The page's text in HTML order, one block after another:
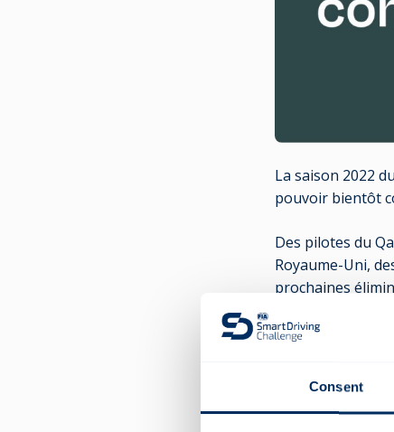
Consent
La saison 2022
pouvoir bientôt
Des pilotes du
Royaume-Uni,
prochaines
Les trois
participer.
Les éliminatoires